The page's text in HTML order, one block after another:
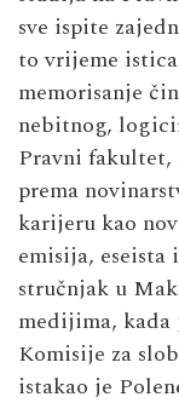
sve ispite
to vrijeme
memorisanje
nebitnog,
Pravni fakultet,
prema
karijeru kao
emisija,
stručnjak u
medijima,
Komisije za
istakao je